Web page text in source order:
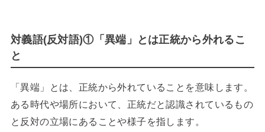
対義語(反対語)①「異端」とは正統から外れるこ
と
「異端」とは、正統から外れていることを意味します。
ある時代や場所において、正統だと認識されているもの
と反対の立場にあることや様子を指します。